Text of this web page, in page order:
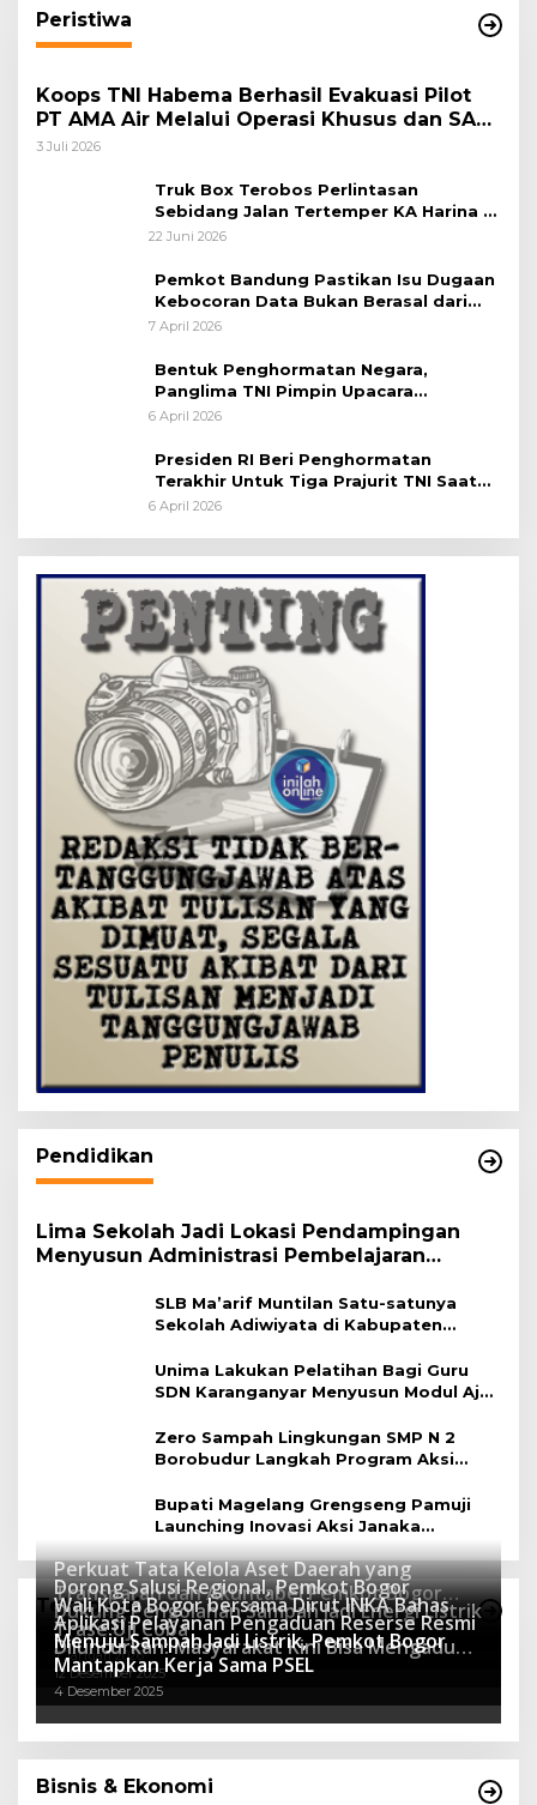
Peristiwa
Koops TNI Habema Berhasil Evakuasi Pilot
PT AMA Air Melalui Operasi Khusus dan SAR
Taktis
3 Juli 2026
Truk Box Terobos Perlintasan
Sebidang Jalan Tertemper KA Harina di
Jalan Stasiun Poncol-Jrakah Semarang
22 Juni 2026
Pemkot Bandung Pastikan Isu Dugaan
Kebocoran Data Bukan Berasal dari
Server Disdukcapil
7 April 2026
Bentuk Penghormatan Negara,
Panglima TNI Pimpin Upacara
Pemakaman Militer
6 April 2026
Presiden RI Beri Penghormatan
Terakhir Untuk Tiga Prajurit TNI Saat
Persemayaman di Bandara Soekarno-
6 April 2026
Pendidikan
Lima Sekolah Jadi Lokasi Pendampingan
Menyusun Administrasi Pembelajaran
SLB Ma’arif Muntilan Satu-satunya
Sekolah Adiwiyata di Kabupaten
Unima Lakukan Pelatihan Bagi Guru
SDN Karanganyar Menyusun Modul Ajar
Zero Sampah Lingkungan SMP N 2
Borobudur Langkah Program Aksi
Bupati Magelang Grengseng Pamuji
Launching Inovasi Aksi Janaka
Program Sekolah Adiwiyata
Teknologi
Perkuat Tata Kelola Aset Daerah yang
Transparan dan Akuntabel Pemkot Bogor
Luncurkan SIMASDA
8 Juli 2026
Dorong Salusi Regional, Pemkot Bogor
Dukung Pengolahan Sampah Jadi Energi Listrik
8 April 2026
Wali Kota Bogor bersama Dirut INKA Bahas
Trase Uji Coba
7 Januari 2026
Aplikasi Pelayanan Pengaduan Reserse Resmi
Diluncurkan: Masyarakat Kini Bisa Mengadu
Lebih Cepat, Mudah, dan Terintegrasi
12 Desember 2025
Menuju Sampah Jadi Listrik, Pemkot Bogor
Mantapkan Kerja Sama PSEL
4 Desember 2025
Bisnis & Ekonomi